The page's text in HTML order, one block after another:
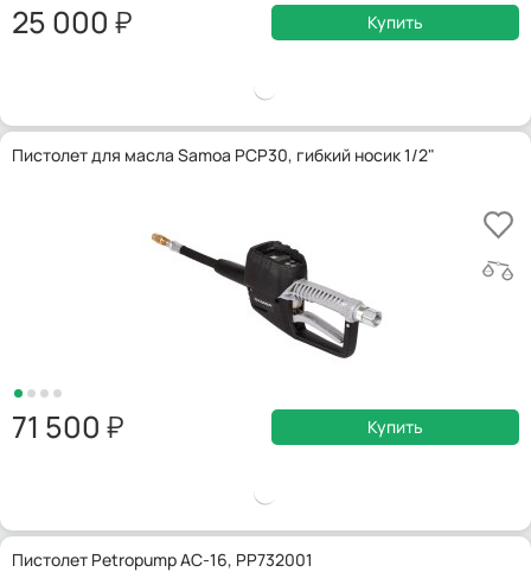
25 000 Купить
Пистолет для масла Samoa PCP30, гибкий носик 1/2"
71 500 Купить
Пистолет Petropump AC-16, PP732001